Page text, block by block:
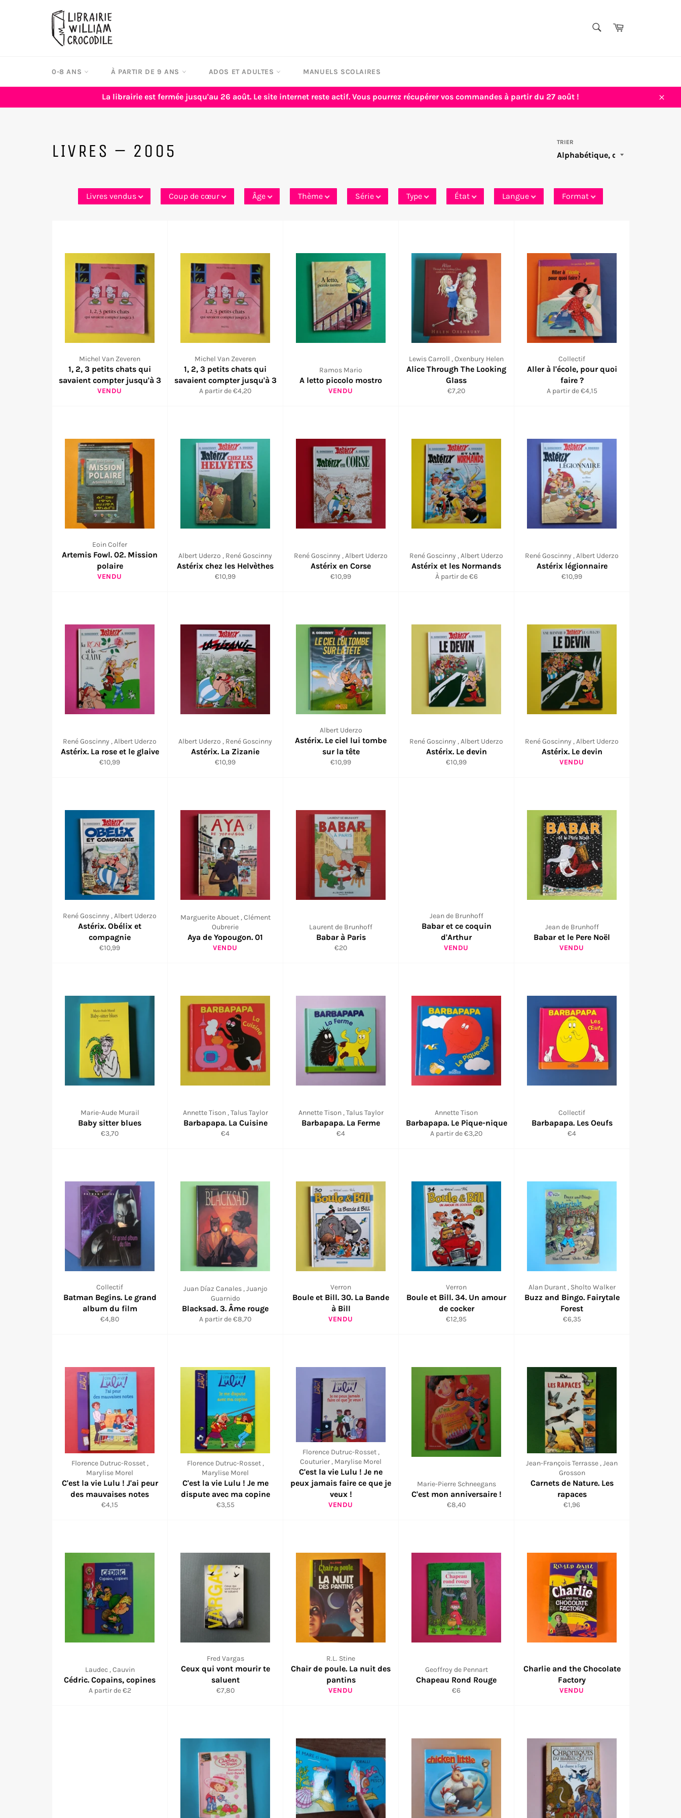
AUTEUR,Panier
0-8 ANS À PARTIR DE 9 ANS ADOS ET ADULTES MANUELS SCOLAIRES
La librairie est fermée jusqu'au 26 août. Le site internet reste actif. Vous pourrez récupérer vos commandes à partir du 27 août !
Close
LIVRES – 2005 TRIER
Livres vendus Coup de cœur Âge Thème Série Type État Langue Format
Michel Van Zeveren
1, 2, 3 petits chats qui
savaient compter jusqu'à 3
VENDU
Michel Van Zeveren
1, 2, 3 petits chats qui
savaient compter jusqu'à 3
A partir de €4,20
Ramos Mario
A letto piccolo mostro
VENDU
Lewis Carroll , Oxenbury Helen
Alice Through The Looking
Glass
Prix
€7,20
Collectif
Aller à l'école, pour quoi
faire ?
A partir de €4,15
Eoin Colfer
Artemis Fowl. 02. Mission
polaire
VENDU
Albert Uderzo , René Goscinny
Astérix chez les Helvèthes
Prix
€10,99
René Goscinny , Albert Uderzo
Astérix en Corse
Prix
€10,99
René Goscinny , Albert Uderzo
Astérix et les Normands
À partir de €6
René Goscinny , Albert Uderzo
Astérix légionnaire
Prix
€10,99
René Goscinny , Albert Uderzo
Astérix. La rose et le glaive
Prix
€10,99
Albert Uderzo , René Goscinny
Astérix. La Zizanie
Prix
€10,99
Albert Uderzo
Astérix. Le ciel lui tombe
sur la tête
Prix
€10,99
René Goscinny , Albert Uderzo
Astérix. Le devin
Prix
€10,99
René Goscinny , Albert Uderzo
Astérix. Le devin
VENDU
René Goscinny , Albert Uderzo
Astérix. Obélix et
compagnie
Prix
€10,99
Marguerite Abouet , Clément
Oubrerie
Aya de Yopougon. 01
VENDU
Laurent de Brunhoff
Babar à Paris
Prix
€20
Jean de Brunhoff
Babar et ce coquin
d'Arthur
VENDU
Jean de Brunhoff
Babar et le Pere Noël
VENDU
Marie-Aude Murail
Baby sitter blues
Prix
€3,70
Annette Tison , Talus Taylor
Barbapapa. La Cuisine
Prix
€4
Annette Tison , Talus Taylor
Barbapapa. La Ferme
Prix
€4
Annette Tison
Barbapapa. Le Pique-nique
A partir de €3,20
Collectif
Barbapapa. Les Oeufs
Prix
€4
Collectif
Batman Begins. Le grand
album du film
Prix
€4,80
Juan Díaz Canales , Juanjo
Guarnido
Blacksad. 3. Âme rouge
A partir de €8,70
Verron
Boule et Bill. 30. La Bande
à Bill
VENDU
Verron
Boule et Bill. 34. Un amour
de cocker
Prix
€12,95
Alan Durant , Sholto Walker
Buzz and Bingo. Fairytale
Forest
Prix
€6,35
Florence Dutruc-Rosset ,
Marylise Morel
C'est la vie Lulu ! J'ai peur
des mauvaises notes
Prix
€4,15
Florence Dutruc-Rosset ,
Marylise Morel
C'est la vie Lulu ! Je me
dispute avec ma copine
Prix
€3,55
Florence Dutruc-Rosset ,
Couturier , Marylise Morel
C'est la vie Lulu ! Je ne
peux jamais faire ce que je
veux !
VENDU
Marie-Pierre Schneegans
C'est mon anniversaire !
Prix
€8,40
Jean-François Terrasse , Jean
Grosson
Carnets de Nature. Les
rapaces
Prix
€1,96
Laudec , Cauvin
Cédric. Copains, copines
A partir de €2
Fred Vargas
Ceux qui vont mourir te
saluent
Prix
€7,80
R.L. Stine
Chair de poule. La nuit des
pantins
VENDU
Geoffroy de Pennart
Chapeau Rond Rouge
Prix
€6
Charlie and the Chocolate
Factory
VENDU